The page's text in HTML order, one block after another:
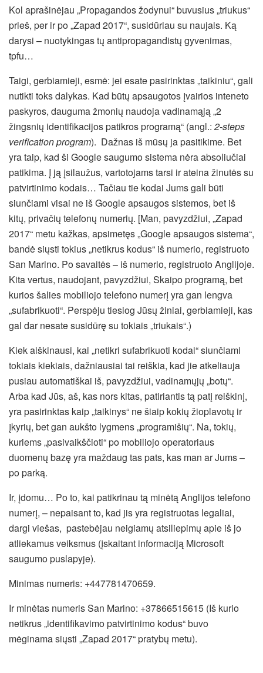
Kol aprašinėjau „Propagandos žodynui“ buvusius „triukus“
prieš, per ir po „Zapad 2017“, susidūriau su naujais. Ką
darysi – nuotykingas tų antipropagandistų gyvenimas,
tpfu…
Taigi, gerbiamieji, esmė: jei esate pasirinktas „taikiniu“, gali
nutikti toks dalykas. Kad būtų apsaugotos įvairios inteneto
paskyros, dauguma žmonių naudoja vadinamąją „2
žingsnių identifikacijos patikros programą“ (angl.: 2-steps
verification program). Dažnas iš mūsų ja pasitikime. Bet
yra taip, kad ši Google saugumo sistema nėra absoliučiai
patikima. Į ją įsilaužus, vartotojams tarsi ir ateina žinutės su
patvirtinimo kodais… Tačiau tie kodai Jums gali būti
siunčiami visai ne iš Google apsaugos sistemos, bet iš
kitų, privačių telefonų numerių. [Man, pavyzdžiui, „Zapad
2017“ metu kažkas, apsimetęs „Google apsaugos sistema“,
bandė siųsti tokius „netikrus kodus“ iš numerio, registruoto
San Marino. Po savaitės – iš numerio, registruoto Anglijoje.
Kita vertus, naudojant, pavyzdžiui, Skaipo programą, bet
kurios šalies mobiliojo telefono numerį yra gan lengva
„sufabrikuoti“. Perspėju tiesiog Jūsų žiniai, gerbiamieji, kas
gal dar nesate susidūrę su tokiais „triukais“.)
Kiek aiškinausi, kai „netikri sufabrikuoti kodai“ siunčiami
tokiais kiekiais, dažniausiai tai reiškia, kad jie atkeliauja
pusiau automatiškai iš, pavyzdžiui, vadinamųjų „botų“.
Arba kad Jūs, aš, kas nors kitas, patiriantis tą patį reiškinį,
yra pasirinktas kaip „taikinys“ ne šiaip kokių žioplavotų ir
įkyrių, bet gan aukšto lygmens „programišių“. Na, tokių,
kuriems „pasivaikščioti“ po mobiliojo operatoriaus
duomenų bazę yra maždaug tas pats, kas man ar Jums –
po parką.
Ir, įdomu… Po to, kai patikrinau tą minėtą Anglijos telefono
numerį, – nepaisant to, kad jis yra registruotas legaliai,
dargi viešas, pastebėjau neigiamų atsiliepimų apie iš jo
atliekamus veiksmus (įskaitant informaciją Microsoft
saugumo puslapyje).
Minimas numeris: +447781470659.
Ir minėtas numeris San Marino: +37866515615 (Iš kurio
netikrus „identifikavimo patvirtinimo kodus“ buvo
mėginama siųsti „Zapad 2017“ pratybų metu).